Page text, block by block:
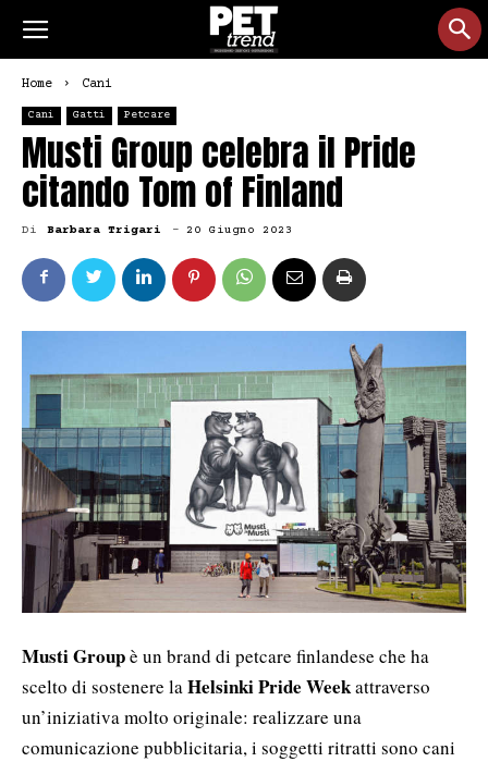
Home Cani
Cani Gatti Petcare
Musti Group celebra il Pride
citando Tom of Finland
Di Barbara Trigari - 20 Giugno 2023
Musti Groupè un brand di petcare finlandese che ha
scelto di sostenere la Helsinki Pride Weekattraverso
un’iniziativa molto originale: realizzare una
comunicazione pubblicitaria, i soggetti ritratti sono cani